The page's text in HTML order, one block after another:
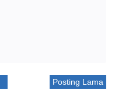
Posting Lama